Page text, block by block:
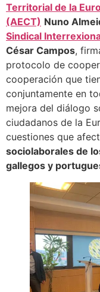
Territorial de la
(AECT) Nuno
Sindical
César Campos,
protocolo de
cooperación que
conjuntamente en
mejora del diálogo
ciudadanos de la
cuestiones que
sociolaborales de
gallegos y